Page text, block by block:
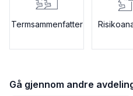
Termsammenfatter
Gå gjennom andre